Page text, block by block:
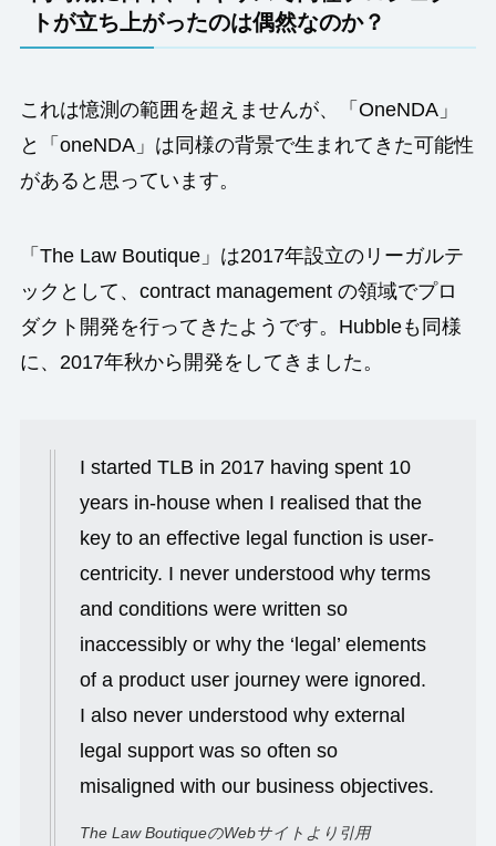
トが立ち上がったのは偶然なのか？
これは憶測の範囲を超えませんが、「OneNDA」
と「oneNDA」は同様の背景で生まれてきた可能性
があると思っています。
「The Law Boutique」は2017年設立のリーガルテ
ックとして、contract management の領域でプロ
ダクト開発を行ってきたようです。Hubbleも同様
に、2017年秋から開発をしてきました。
I started TLB in 2017 having spent 10
years in-house when I realised that the
key to an effective legal function is user-
centricity. I never understood why terms
and conditions were written so
inaccessibly or why the ‘legal’ elements
of a product user journey were ignored.
I also never understood why external
legal support was so often so
misaligned with our business objectives.
The Law BoutiqueのWebサイトより引用